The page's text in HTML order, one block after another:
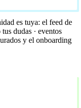
es tuya: el feed de
dudas · eventos
y el onboarding